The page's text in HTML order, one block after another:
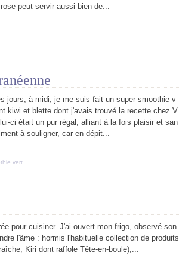
peut servir aussi bien de...
jours, à midi, je me suis fait un super smoothie v
kiwi et blette dont j'avais trouvé la recette chez V
ci était un pur régal, alliant à la fois plaisir et san
à souligner, car en dépit...
vert
pour cuisiner. J'ai ouvert mon frigo, observé son
l'âme : hormis l'habituelle collection de produits
Kiri dont raffole Tête-en-boule),...